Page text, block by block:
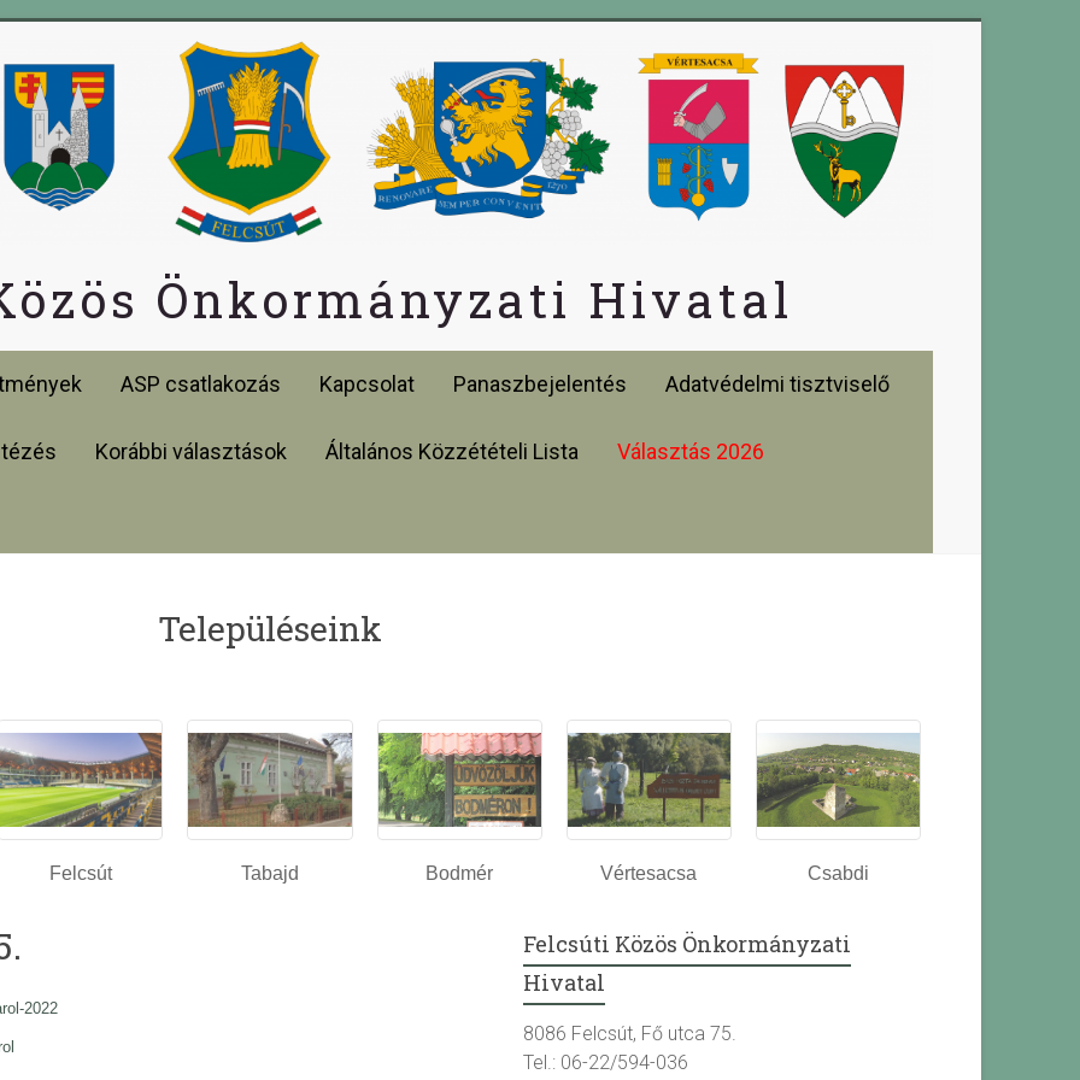
Önkormányzati Hivatal
ASP csatlakozás Kapcsolat Panaszbejelentés Adatvédelmi tisztviselő
Korábbi választások Általános Közzétételi Lista Választás 2026
Településeink
Felcsút Tabajd Bodmér Vértesacsa Csabdi
2022
Felcsúti Közös Önkormányzati
Hivatal
8086 Felcsút, Fő utca 75.
Tel.: 06-22/594-036